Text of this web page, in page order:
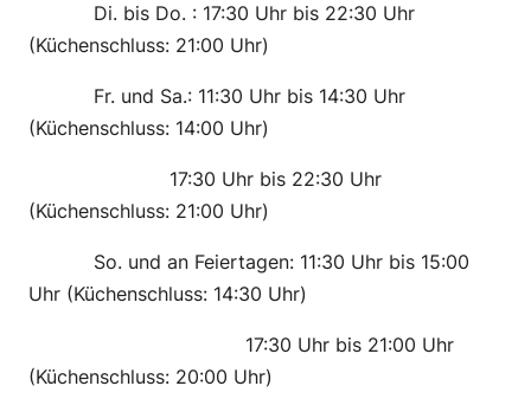
Di. bis Do. : 17:30 Uhr bis 22:30 Uhr
(Küchenschluss: 21:00 Uhr)
Fr. und Sa.: 11:30 Uhr bis 14:30 Uhr
(Küchenschluss: 14:00 Uhr)
17:30 Uhr bis 22:30 Uhr
(Küchenschluss: 21:00 Uhr)
So. und an Feiertagen: 11:30 Uhr bis 15:00
Uhr (Küchenschluss: 14:30 Uhr)
17:30 Uhr bis 21:00 Uhr
(Küchenschluss: 20:00 Uhr)